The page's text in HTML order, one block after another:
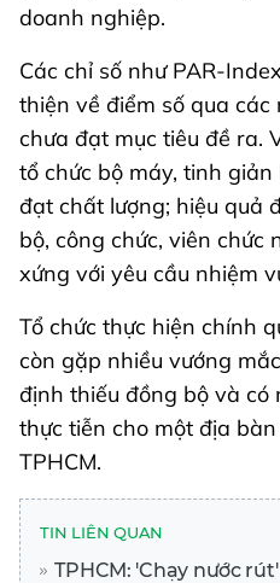
doanh nghiệp.
Các chỉ số như PAR-
thiện về điểm số qua
chưa đạt mục tiêu đề ra.
tổ chức bộ máy, tinh
đạt chất lượng; hiệu quả
bộ, công chức, viên chức
xứng với yêu cầu nhiệm
Tổ chức thực hiện chính
còn gặp nhiều vướng
định thiếu đồng bộ và có
thực tiễn cho một địa
TPHCM.
TIN LIÊN QUAN
TPHCM: 'Chạy nước